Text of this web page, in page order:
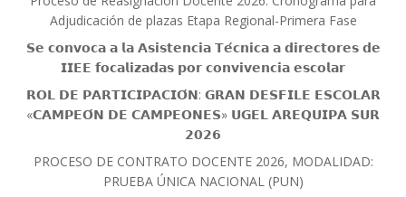
Adjudicación de plazas Etapa Regional-Primera Fase
𝗦𝗲 𝗰𝗼𝗻𝘃𝗼𝗰𝗮 𝗮 𝗹𝗮 𝗔𝘀𝗶𝘀𝘁𝗲𝗻𝗰𝗶𝗮 𝗧𝗲́𝗰𝗻𝗶𝗰𝗮 𝗮 𝗱𝗶𝗿𝗲𝗰𝘁𝗼𝗿𝗲𝘀 𝗱𝗲
𝗜𝗜𝗘𝗘 𝗳𝗼𝗰𝗮𝗹𝗶𝘇𝗮𝗱𝗮𝘀 𝗽𝗼𝗿 𝗰𝗼𝗻𝘃𝗶𝘃𝗲𝗻𝗰𝗶𝗮 𝗲𝘀𝗰𝗼𝗹𝗮𝗿
𝗥𝗢𝗟 𝗗𝗘 𝗣𝗔𝗥𝗧𝗜𝗖𝗜𝗣𝗔𝗖𝗜𝗢́𝗡: 𝗚𝗥𝗔𝗡 𝗗𝗘𝗦𝗙𝗜𝗟𝗘 𝗘𝗦𝗖𝗢𝗟𝗔𝗥
«𝗖𝗔𝗠𝗣𝗘𝗢́𝗡 𝗗𝗘 𝗖𝗔𝗠𝗣𝗘𝗢𝗡𝗘𝗦» 𝗨𝗚𝗘𝗟 𝗔𝗥𝗘𝗤𝗨𝗜𝗣𝗔 𝗦𝗨𝗥
𝟮𝟬𝟮𝟲
PROCESO DE CONTRATO DOCENTE 2026, MODALIDAD:
PRUEBA ÚNICA NACIONAL (PUN)